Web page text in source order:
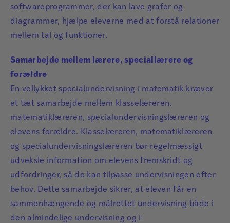
softwareprogrammer, der kan lave grafer og
diagrammer, hjælpe eleverne med at forstå relationer
mellem tal og funktioner.
Samarbejde mellem lærere, speciallærere og
forældre
En vellykket specialundervisning i matematik kræver
et tæt samarbejde mellem klasselæreren,
matematiklæreren, specialundervisningslæreren og
elevens forældre. Klasselæreren, matematiklæreren
og specialundervisningslæreren bør regelmæssigt
udveksle information om elevens fremskridt og
udfordringer, så de kan tilpasse undervisningen efter
behov. Dette samarbejde sikrer, at eleven får en
sammenhængende og målrettet undervisning både i
den almindelige undervisning og i